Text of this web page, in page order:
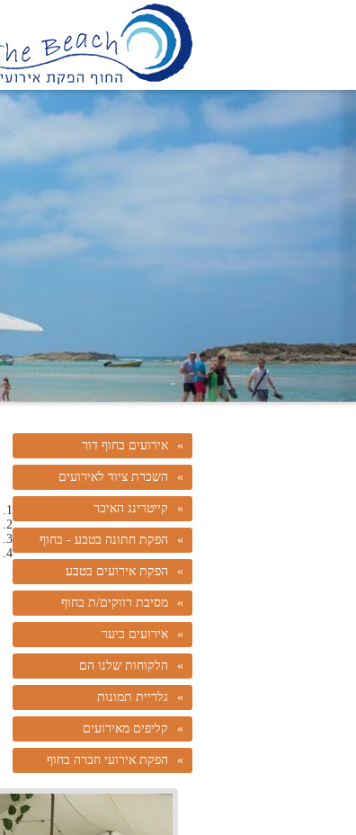
אירועים בחוף דור
השכרת ציוד לאירועים
קייטרינג האיכר
הפקת חתונה בטבע - בחוף
הפקת אירועים בטבע
מסיבת רווקים/ת בחוף
אירועים ביער
הלקוחות שלנו הם
גלריית תמונות
קליפים מאירועים
הפקת אירועי חברה בחוף